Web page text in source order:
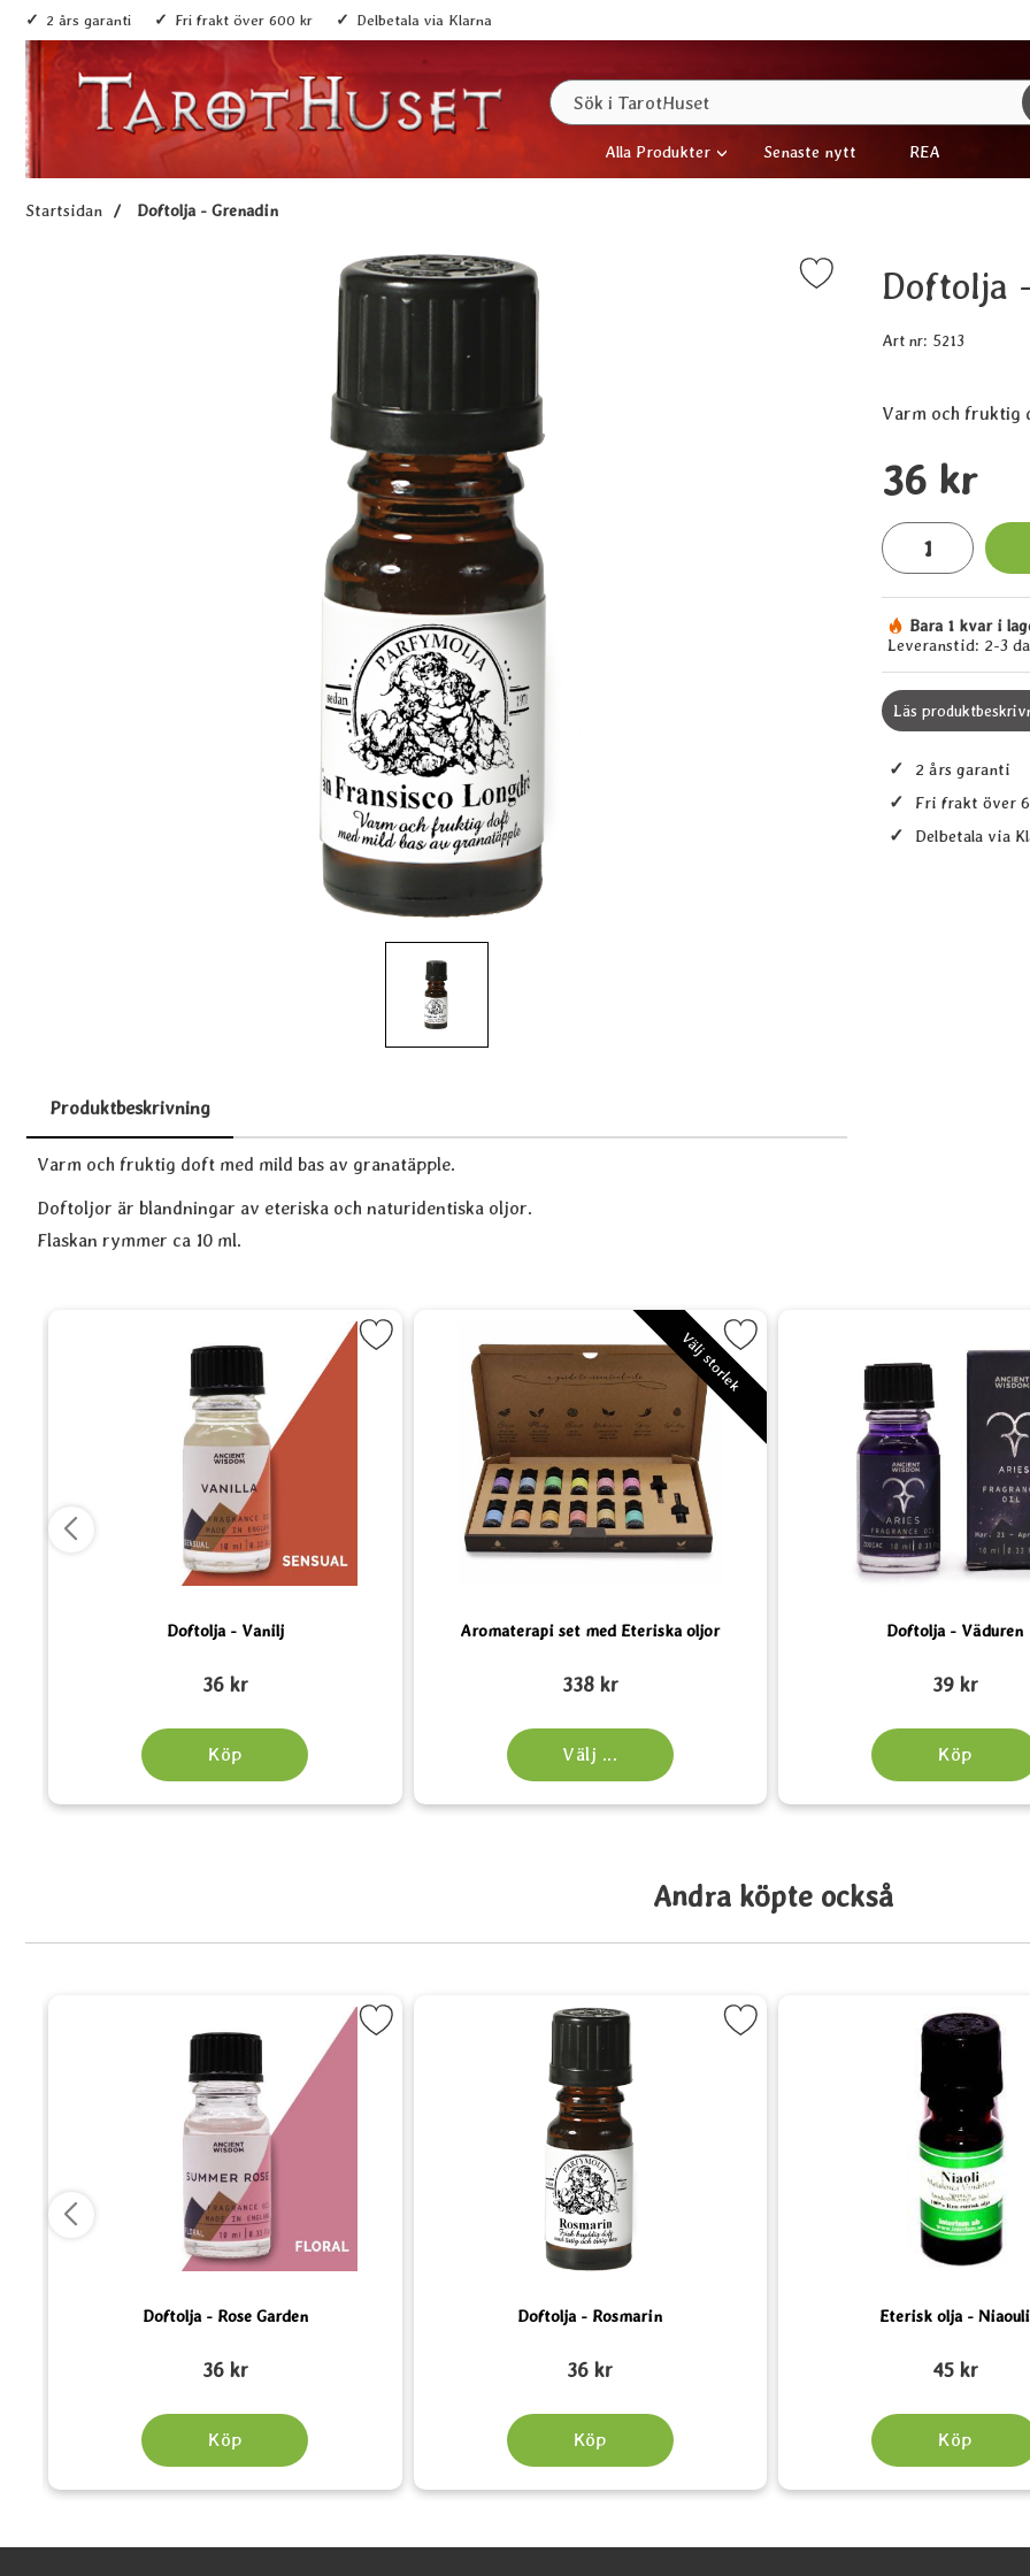
2 års garanti Fri frakt över 600 kr Delbetala via Klarna
Sök
Alla Produkter Senaste nytt REA
Startsidan Doftolja - Grenadin
Markera doftolja - Grenadin som favorit
Doftolja
Art nr: 5213
Varm och fruktig
pris
36 kr
antal
Tillgänglighet:
Bara 1 kvar i
Leveranstid: 2-3
Läs
✓ 2 års garanti
✓ Fri frakt över
✓ Delbetala via
Produktbeskrivning
Produktbeskrivning
Varm och fruktig doft med mild bas av granatäpple.
Doftoljor är blandningar av eteriska och naturidentiska oljor.
Flaskan rymmer ca 10 ml.
Doftolja - Vanilj
36 kr
Köp
Markera Doftolja - Vanilj som favorit Välj storlek
Aromaterapi set med Eteriska oljor
338 kr
Välj ...
Markera Aromaterapi set med Eteriska oljor som favorit
Doftolja - Väduren
39 kr
Köp
Markera
Andra köpte också
Doftolja - Rose Garden
36 kr
Köp
Markera Doftolja - Rose Garden som favorit
Doftolja - Rosmarin
36 kr
Köp
Markera Doftolja - Rosmarin som favorit
Eterisk olja - Niaouli
45 kr
Köp
Markera